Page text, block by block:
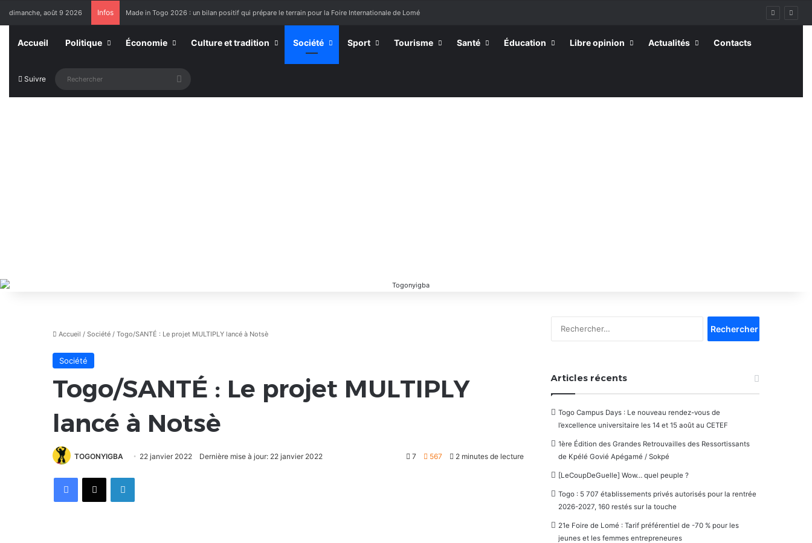
dimanche, août 9 2026 Infos Made in Togo 2026 : un bilan positif qui prépare le terrain pour la Foire Internationale de Lomé
Accueil Politique Économie Culture et tradition Société Sport Tourisme Santé Éducation Libre opinion Actualités Contacts
Suivre Rechercher
Accueil / Société / Togo/SANTÉ : Le projet MULTIPLY lancé à Notsè
Société
Togo/SANTÉ : Le projet MULTIPLY
lancé à Notsè
TOGONYIGBA 22 janvier 2022 Dernière mise à jour: 22 janvier 2022 7 567 2 minutes de lecture
FacebookX Linkedin
Articles récents
Togo Campus Days : Le nouveau rendez-vous de
l’excellence universitaire les 14 et 15 août au CETEF
1ère Édition des Grandes Retrouvailles des Ressortissants
de Kpélé Govié Apégamé / Sokpé
[LeCoupDeGuelle] Wow… quel peuple ?
Togo : 5 707 établissements privés autorisés pour la rentrée
2026-2027, 160 restés sur la touche
21e Foire de Lomé : Tarif préférentiel de -70 % pour les
jeunes et les femmes entrepreneures